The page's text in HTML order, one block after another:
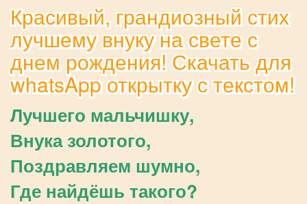
Красивый, грандиозный стих
лучшему внуку на свете с
днем рождения! Скачать для
whatsApp открытку с текстом!
Лучшего мальчишку,
Внука золотого,
Поздравляем шумно,
Где найдёшь такого?